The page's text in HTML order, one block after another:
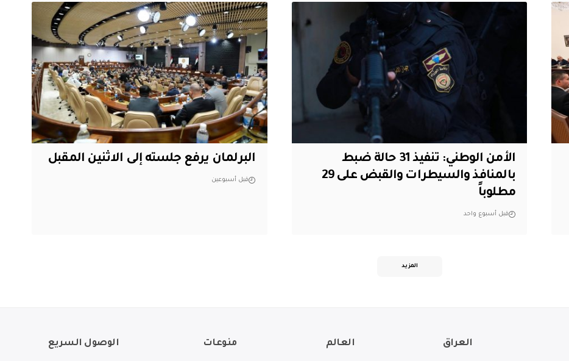
الأمن الوطني: تنفيذ 31 حالة ضبط
بالمنافذ والسيطرات والقبض على 29
مطلوباً
قبل أسبوع واحد
البرلمان يرفع جلسته إلى الاثنين المقبل
قبل أسبوعين
المزيد
العراق العالم منوعات الوصول السريع